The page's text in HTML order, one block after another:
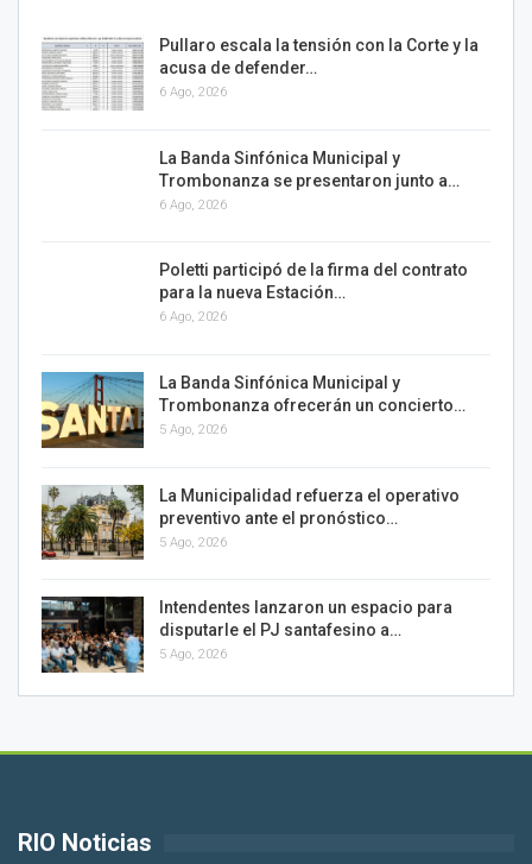
Pullaro escala la tensión con la Corte y la
acusa de defender…
6 Ago, 2026
La Banda Sinfónica Municipal y
Trombonanza se presentaron junto a…
6 Ago, 2026
Poletti participó de la firma del contrato
para la nueva Estación…
6 Ago, 2026
La Banda Sinfónica Municipal y
Trombonanza ofrecerán un concierto…
5 Ago, 2026
La Municipalidad refuerza el operativo
preventivo ante el pronóstico…
5 Ago, 2026
Intendentes lanzaron un espacio para
disputarle el PJ santafesino a…
5 Ago, 2026
RIO Noticias